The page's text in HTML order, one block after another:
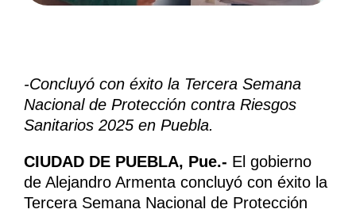
-Concluyó con éxito la Tercera Semana
Nacional de Protección contra Riesgos
Sanitarios 2025 en Puebla.
CIUDAD DE PUEBLA, Pue.- El gobierno
de Alejandro Armenta concluyó con éxito la
Tercera Semana Nacional de Protección